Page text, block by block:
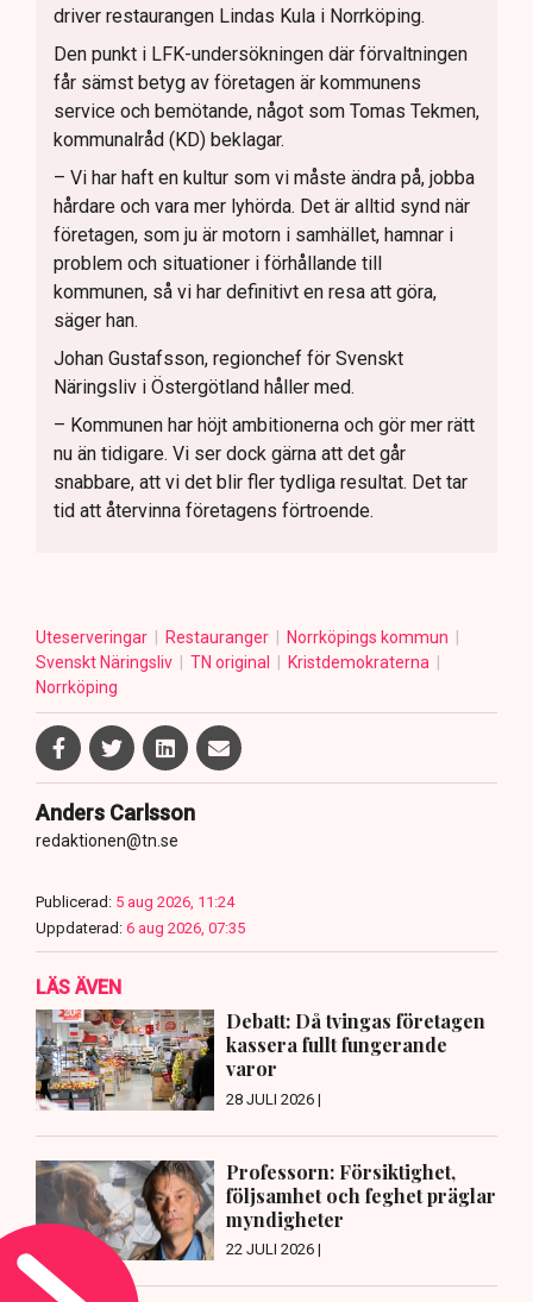
driver restaurangen Lindas Kula i Norrköping.
Den punkt i LFK-undersökningen där förvaltningen
får sämst betyg av företagen är kommunens
service och bemötande, något som Tomas Tekmen,
kommunalråd (KD) beklagar.
– Vi har haft en kultur som vi måste ändra på, jobba
hårdare och vara mer lyhörda. Det är alltid synd när
företagen, som ju är motorn i samhället, hamnar i
problem och situationer i förhållande till
kommunen, så vi har definitivt en resa att göra,
säger han.
Johan Gustafsson, regionchef för Svenskt
Näringsliv i Östergötland håller med.
– Kommunen har höjt ambitionerna och gör mer rätt
nu än tidigare. Vi ser dock gärna att det går
snabbare, att vi det blir fler tydliga resultat. Det tar
tid att återvinna företagens förtroende.
Uteserveringar Restauranger
Norrköpings kommun
Svenskt Näringsliv
TN original
Kristdemokraterna
Norrköping
Anders Carlsson
redaktionen@tn.se
Publicerad: 5 aug 2026, 11:24
Uppdaterad: 6 aug 2026, 07:35
LÄS ÄVEN
Debatt: Då tvingas företagen
kassera fullt fungerande
varor
28 JULI 2026 |
Professorn: Försiktighet,
följsamhet och feghet präglar
myndigheter
22 JULI 2026 |